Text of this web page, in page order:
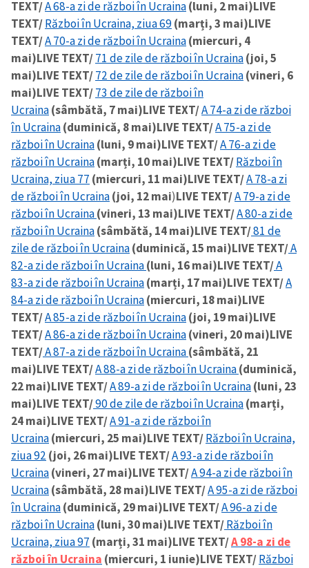
TEXT/A 68-a zi de război în Ucraina(luni, 2 mai)LIVE
TEXT/Război în Ucraina, ziua 69(marți, 3 mai)LIVE
TEXT/A 70-a zi de război în Ucraina(miercuri, 4
mai)LIVE TEXT/71 de zile de război în Ucraina(joi, 5
mai)LIVE TEXT/72 de zile de război în Ucraina(vineri, 6
mai)LIVE TEXT/73 de zile de război în
Ucraina(sâmbătă, 7 mai)LIVE TEXT/A 74-a zi de război
în Ucraina(duminică, 8 mai)LIVE TEXT/A 75-a zi de
război în Ucraina(luni, 9 mai)LIVE TEXT/A 76-a zi de
război în Ucraina(marți, 10 mai)LIVE TEXT/Război în
Ucraina, ziua 77 (miercuri, 11 mai)LIVE TEXT/A 78-a zi
de război în Ucraina(joi, 12 mai)LIVE TEXT/A 79-a zi de
război în Ucraina(vineri, 13 mai)LIVE TEXT/A 80-a zi de
război în Ucraina(sâmbătă, 14 mai)LIVE TEXT/81 de
zile de război în Ucraina(duminică, 15 mai)LIVE TEXT/A
82-a zi de război în Ucraina(luni, 16 mai)LIVE TEXT/A
83-a zi de război în Ucraina(marți, 17 mai)LIVE TEXT/A
84-a zi de război în Ucraina(miercuri, 18 mai)LIVE
TEXT/A 85-a zi de război în Ucraina(joi, 19 mai)LIVE
TEXT/A 86-a zi de război în Ucraina(vineri, 20 mai)LIVE
TEXT/A 87-a zi de război în Ucraina(sâmbătă, 21
mai)LIVE TEXT/A 88-a zi de război în Ucraina(duminică,
22 mai)LIVE TEXT/A 89-a zi de război în Ucraina(luni, 23
mai)LIVE TEXT/90 de zile de război în Ucraina(marți,
24 mai)LIVE TEXT/A 91-a zi de război în
Ucraina(miercuri, 25 mai)LIVE TEXT/Război în Ucraina,
ziua 92 (joi, 26 mai)LIVE TEXT/A 93-a zi de război în
Ucraina(vineri, 27 mai)LIVE TEXT/A 94-a zi de război în
Ucraina(sâmbătă, 28 mai)LIVE TEXT/A 95-a zi de război
în Ucraina(duminică, 29 mai)LIVE TEXT/A 96-a zi de
război în Ucraina(luni, 30 mai)LIVE TEXT/Război în
Ucraina, ziua 97 (marți, 31 mai)LIVE TEXT/A 98-a zi de
război în Ucraina (miercuri, 1 iunie)LIVE TEXT/Război
CONTACT SURSĂ
Sursă anonimă
Nume+ Numele meu
Email+ Emailul meu
Telefon
+ Telefon personal
Am citit și sunt de
acord cupolitica de
confidențialitate
TRIMITE ȘTIREA